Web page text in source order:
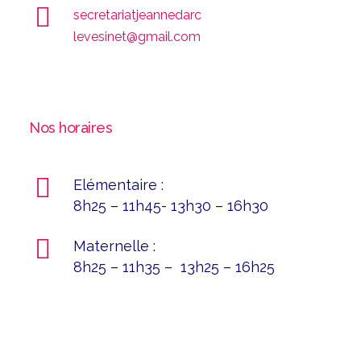
secretariatjeannedarc
levesinet@gmail.com
Nos horaires
Elémentaire :
8h25 – 11h45- 13h30 – 16h30
Maternelle :
8h25 – 11h35 – 13h25 – 16h25